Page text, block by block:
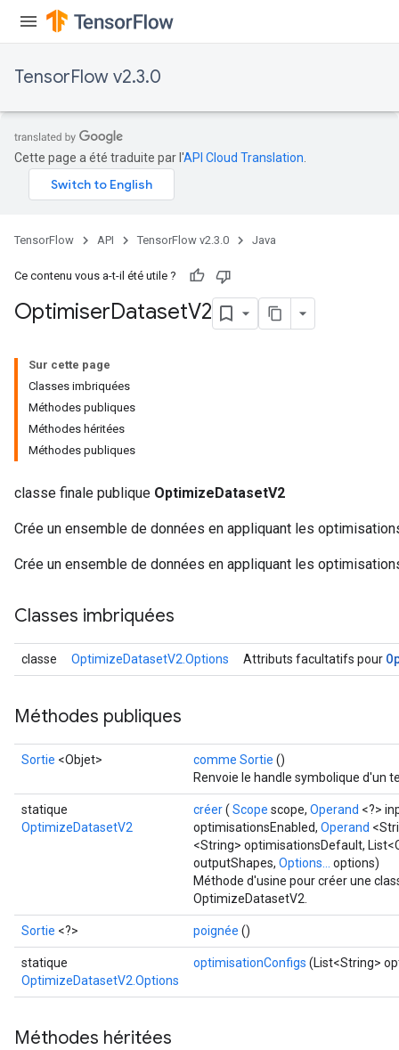
TensorFlow v2.3.0
Cette page a été traduite par l'API Cloud Translation
TensorFlow API TensorFlow v2.3.0 Java
Ce contenu vous a-t-il été utile ?
OptimiserDatasetV2
Sur cette page
Classes imbriquées
Méthodes publiques
Méthodes héritées
Méthodes publiques
classe finale publique OptimizeDatasetV2
Crée un ensemble de données en appliquant les
Crée un ensemble de données en appliquant les
Classes imbriquées
classe OptimizeDatasetV2.Options Attributs facultatifs pour
Méthodes publiques
Sortie <Objet> comme Sortie ()
Renvoie le handle symbolique d'un
statique
OptimizeDatasetV2
créer( Scope scope, Operand <?>
optimisationsEnabled, Operand
<String> optimisationsDefault,
outputShapes, Options...
options)
Méthode d'usine pour créer une
OptimizeDatasetV2.
Sortie <?> poignée ()
statique
OptimizeDatasetV2.Options
optimisationConfigs (List<String>
Méthodes héritées